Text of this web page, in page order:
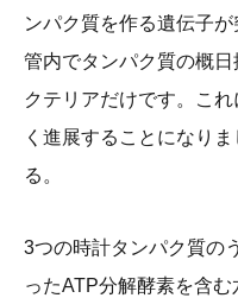
ンパク質を作る遺伝子
管内でタンパク質の概
クテリアだけです。こ
く進展することになり
る。
3つの時計タンパク質の
ったATP分解酵素を含